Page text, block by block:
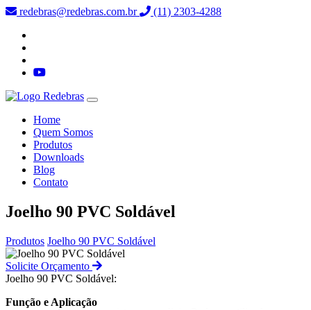
redebras@redebras.com.br (11) 2303-4288
Home
Quem Somos
Produtos
Downloads
Blog
Contato
Joelho 90 PVC Soldável
Produtos Joelho 90 PVC Soldável
Solicite Orçamento
Joelho 90 PVC Soldável:
Função e Aplicação